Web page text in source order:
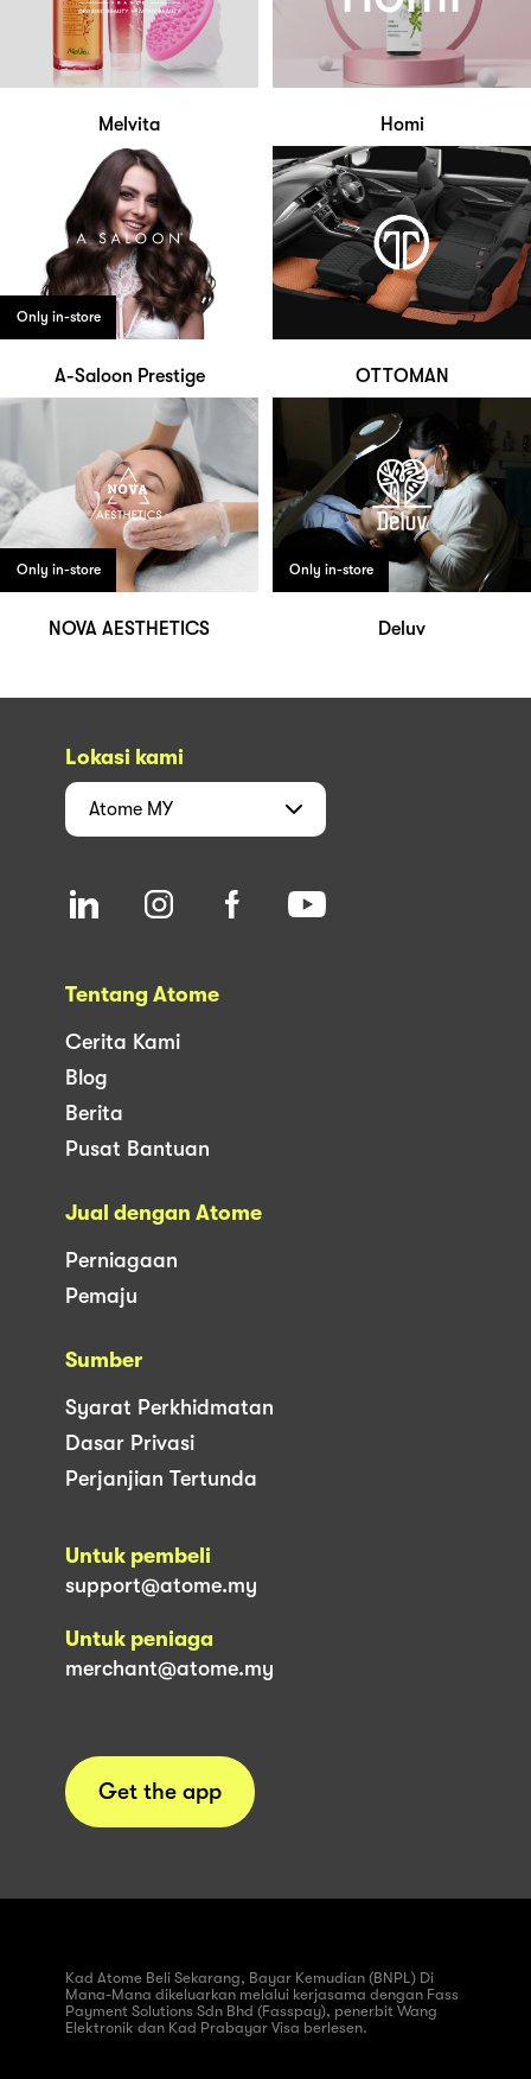
Melvita Homi
Only in-store
A-Saloon Prestige OTTOMAN
Only in-store
NOVA AESTHETICS
Only in-store
Deluv
Lokasi kami
Atome MY
Tentang Atome
Cerita Kami
Blog
Berita
Pusat Bantuan
Jual dengan Atome
Perniagaan
Pemaju
Sumber
Syarat Perkhidmatan
Dasar Privasi
Perjanjian Tertunda
Untuk pembeli
support@atome.my
Untuk peniaga
merchant@atome.my
Get the app
Kad Atome Beli Sekarang, Bayar Kemudian (BNPL) Di
Mana-Mana dikeluarkan melalui kerjasama dengan Fass
Payment Solutions Sdn Bhd (Fasspay), penerbit Wang
Elektronik dan Kad Prabayar Visa berlesen.